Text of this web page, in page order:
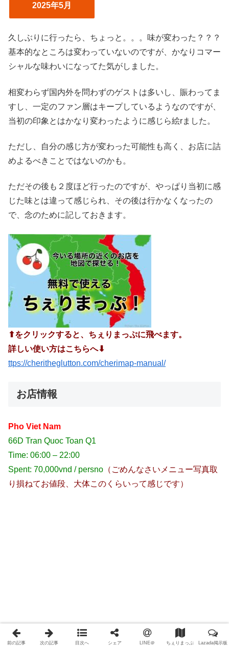
2025年5月
久しぶりに行ったら、ちょっと。。。味が変わった？？？
基本的なところは変わっていないのですが、かなりコマー
シャルな味わいになってた気がしました。
相変わらず国内外を問わずのゲストは多いし、賑わってま
すし、一定のファン層はキープしているようなのですが、
当初の印象とはかなり変わったように感じら絵rました。
ただし、自分の感じ方が変わった可能性も高く、お店に詰
めよるべきことではないのかも。
ただその後も２度ほど行ったのですが、やっぱり当初に感
じた味とは違って感じられ、その後は行かなくなったの
で、念のために記しておきます。
⬆︎をクリックすると、ちぇりまっぷに飛べます。
詳しい使い方はこちらへ⬇︎
ttps://cheritheglutton.com/cherimap-manual/
お店情報
Pho Viet Nam
66D Tran Quoc Toan Q1
Time: 06:00 – 22:00
Spent: 70,000vnd / persno （ごめんなさいメニュー写真取
り損ねてお値段、大体このくらいって感じです）
前の記事 次の記事 目次へ シェア LINE＠ ちぇりまっぷ Lazada掲示板